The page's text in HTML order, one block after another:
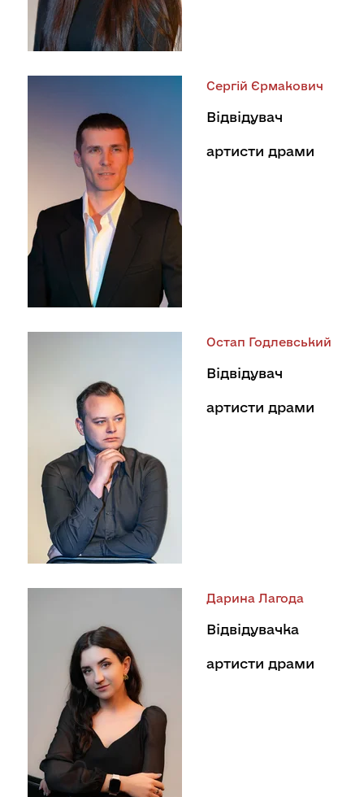
Сергій Єрмакович
Відвідувач
артисти драми
Остап Годлевський
Відвідувач
артисти драми
Дарина Лагода
Відвідувачка
артисти драми